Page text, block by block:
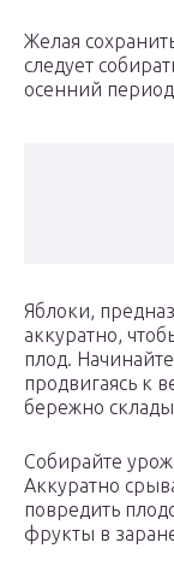
Желая
следует
осенний
Яблоки,
аккуратно,
плод.
продвигаясь к
бережно
Собирайте
Аккуратно
повредить
фрукты в